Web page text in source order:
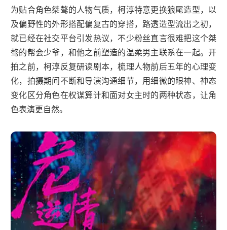
为贴合角色桀骜的人物气质，柯淳特意更换狼尾造型，以
及偏野性的外形搭配偏复古的穿搭，路透造型流出之初，
就已经在社交平台引发热议，不少粉丝直言很难把这个桀
骜的帮会少爷，和他之前塑造的温柔男主联系在一起。开
拍之前，柯淳反复研读剧本，梳理人物前后五年的心理变
化，拍摄期间不断和导演沟通细节，用细微的眼神、神态
变化区分角色在权谋算计和面对女主时的两种状态，让角
色表演更自然。